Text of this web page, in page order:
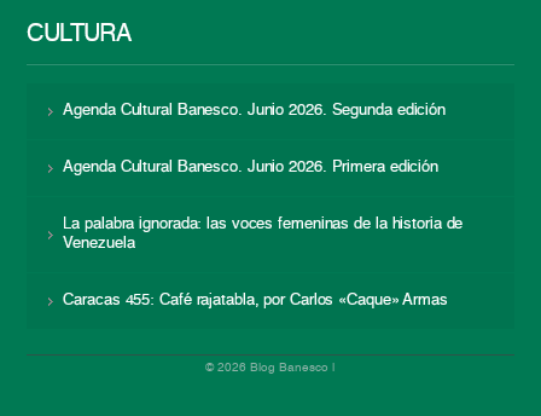
CULTURA
Agenda Cultural Banesco. Junio 2026. Segunda edición
Agenda Cultural Banesco. Junio 2026. Primera edición
La palabra ignorada: las voces femeninas de la historia de
Venezuela
Caracas 455: Café rajatabla, por Carlos «Caque» Armas
© 2026 Blog Banesco |